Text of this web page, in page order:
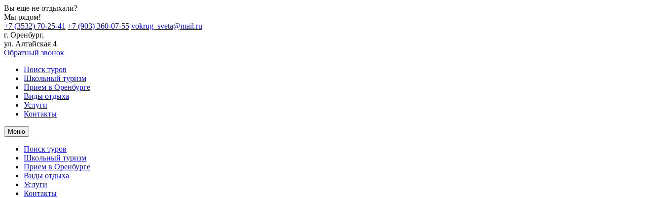
Вы еще не отдыхали?
Мы рядом!
+7 (3532) 70-25-41 +7 (903) 360-07-55 vokrug_sveta@mail.ru
г. Оренбург,
ул. Алтайская 4
Обратный звонок
Поиск туров
Школьный туризм
Прием в Оренбурге
Виды отдыха
Услуги
Контакты
Меню
Поиск туров
Школьный туризм
Прием в Оренбурге
Виды отдыха
Услуги
Контакты